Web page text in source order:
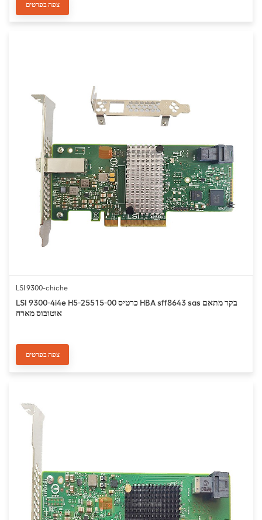
צפה בפרטים
LSI 9300-chiche
LSI 9300-4i4e H5-25515-00 כרטיס HBA sff8643 sas בקר מתאם
אוטובוס מארח
צפה בפרטים